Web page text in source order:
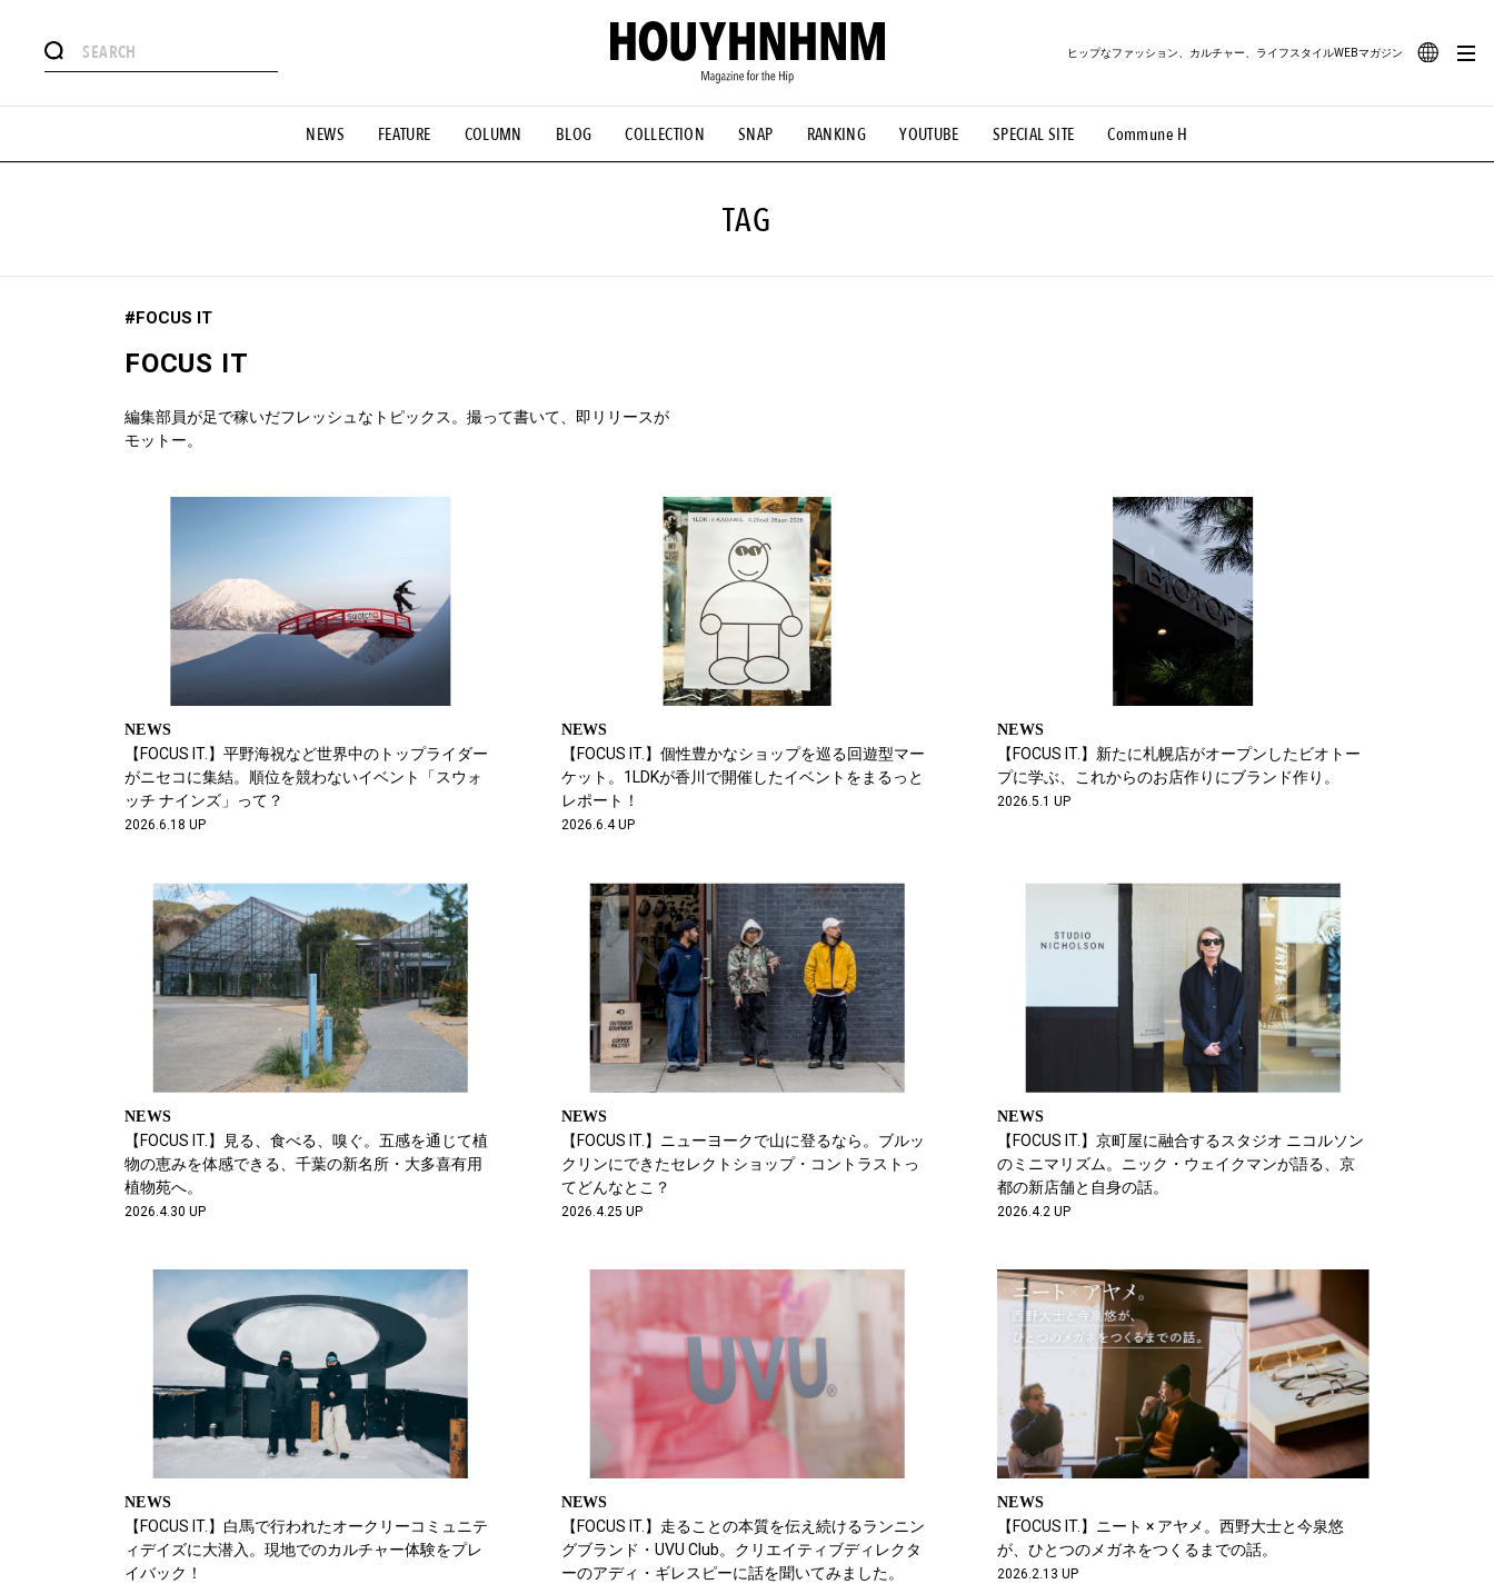
NEWS FEATURE COLUMN BLOG COLLECTION SNAP RANKING YOUTUBE SPECIAL SITE Commune H
ヒップなファッション、カルチャー、ライフスタイルWEBマガジン
#憧れの逸品 #ESSENTIAL DESIGNS #古着サミット #NEW VINTAGE #マイナーグッド図鑑 #路地裏てぃーん。 #MONTHLY JOURNAL
#GH 銘品の所以 #フイナムのYouTube #Commune H #FOCUS IT #AH.H #ととけん #FASHION #MUSIC #MOVIE #LIFESTYLE #SNEAKER #OUTDOOR
TAG
#FOCUS IT
FOCUS IT
編集部員が足で稼いだフレッシュなトピックス。撮って書いて、即リリースが
モットー。
NEWS
【FOCUS IT.】平野海祝など世界中のトップライダー
がニセコに集結。順位を競わないイベント「スウォ
ッチ ナインズ」って？
2026.6.18 UP
NEWS
【FOCUS IT.】個性豊かなショップを巡る回遊型マー
ケット。1LDKが香川で開催したイベントをまるっと
レポート！
2026.6.4 UP
NEWS
【FOCUS IT.】新たに札幌店がオープンしたビオトー
プに学ぶ、これからのお店作りにブランド作り。
2026.5.1 UP
NEWS
【FOCUS IT.】見る、食べる、嗅ぐ。五感を通じて植
物の恵みを体感できる、千葉の新名所・大多喜有用
植物苑へ。
2026.4.30 UP
NEWS
【FOCUS IT.】ニューヨークで山に登るなら。ブルッ
クリンにできたセレクトショップ・コントラストっ
てどんなとこ？
2026.4.25 UP
NEWS
【FOCUS IT.】京町屋に融合するスタジオ ニコルソン
のミニマリズム。ニック・ウェイクマンが語る、京
都の新店舗と自身の話。
2026.4.2 UP
NEWS
【FOCUS IT.】白馬で行われたオークリーコミュニテ
ィデイズに大潜入。現地でのカルチャー体験をプレ
イバック！
NEWS
【FOCUS IT.】走ることの本質を伝え続けるランニン
グブランド・UVU Club。クリエイティブディレクタ
ーのアディ・ギレスピーに話を聞いてみました。
NEWS
【FOCUS IT.】ニート × アヤメ。西野大士と今泉悠
が、ひとつのメガネをつくるまでの話。
2026.2.13 UP